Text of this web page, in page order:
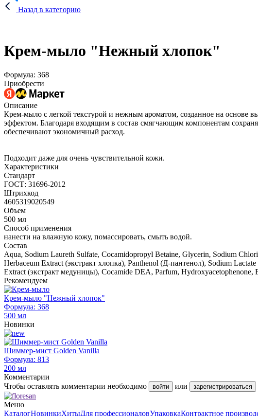
Назад в категорию
Крем-мыло "Нежный хлопок"
Формула: 368
Приобрести
Описание
Крем-мыло с легкой текстурой и нежным ароматом, созданное на основе
эффектом. Благодаря входящим в состав смягчающим компонентам
обеспечивают экономичный расход.
Подходит даже для очень чувствительной кожи.
Характеристики
Стандарт
ГОСТ: 31696-2012
Штрихкод
4605319020549
Объем
500 мл
Способ применения
нанести на влажную кожу, помассировать, смыть водой.
Состав
Aqua, Sodium Laureth Sulfate, Cocamidopropyl Betaine, Glycerin, Sodium
Herbaceum Extract (экстракт хлопка), Panthenol (Д-пантенол), Sodium
Extract (экстракт медуницы), Cocamide DEA, Parfum, Hydroxyacetophenone,
Рекомендуем
Крем-мыло "Нежный хлопок"
Формула: 368
500 мл
Новинки
Шиммер-мист Golden Vanilla
Формула: 813
200 мл
Комментарии
Чтобы оставлять комментарии необходимо
войти или зарегистрироваться
Меню
КаталогНовинкиХитыДля профессионаловУпаковкаКонтрактное